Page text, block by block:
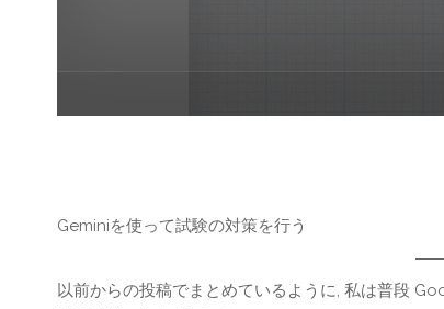
Geminiを使って試験の対策を行う
以前からの投稿でまとめているように, 私は普段